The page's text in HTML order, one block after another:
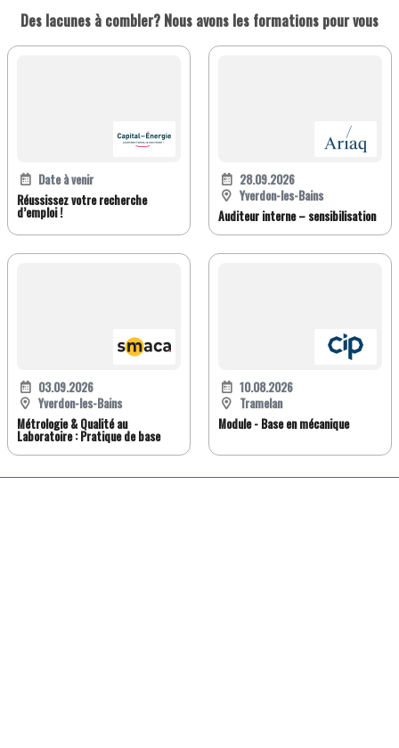
Des lacunes à combler? Nous avons les formations pour vous
Date à venir
Réussissez votre recherche
d’emploi !
28.09.2026
Yverdon-les-Bains
Auditeur interne – sensibilisation
03.09.2026
Yverdon-les-Bains
Métrologie & Qualité au
Laboratoire : Pratique de base
10.08.2026
Tramelan
Module - Base en mécanique